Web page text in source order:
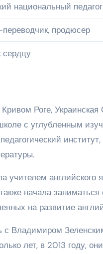
национальный
продюсер
сердцу
Роге,
с углубленным
учителем английского
начала
на развитие
с Владимиром
лет, в 2013 году,